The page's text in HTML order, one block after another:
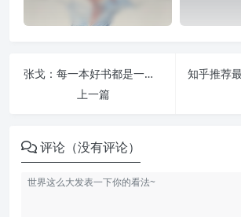
张戈：每一本好书都是一扇神秘的大门
上一篇
评论（没有评论）